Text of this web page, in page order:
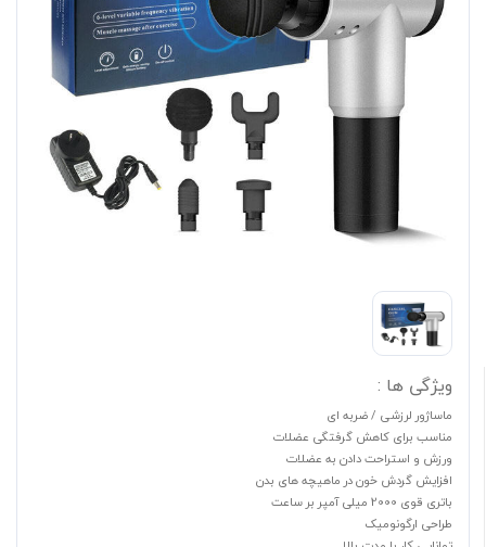
ویژگی ها :
ماساژور لرزشی / ضربه ای
مناسب برای کاهش گرفتگی عضلات
ورزش و استراحت دادن به عضلات
افزایش گردش خون در ماهیچه های بدن
باتری قوی 2000 میلی آمپر بر ساعت
طراحی ارگونومیک